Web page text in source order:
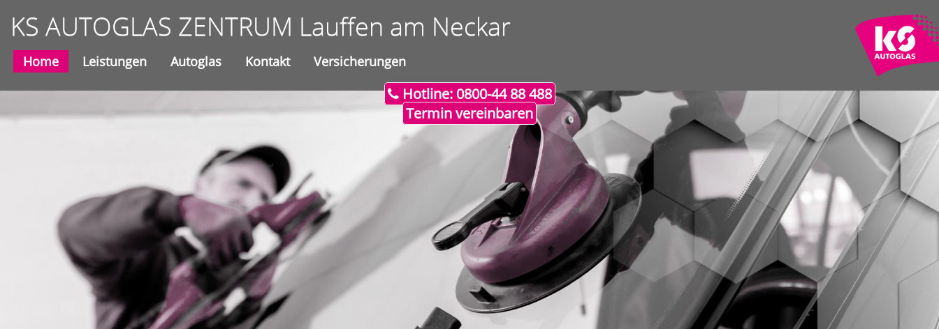
KS AUTOGLAS ZENTRUM Lauffen am Neckar
Home Leistungen Autoglas Kontakt Versicherungen
Hotline: 0800-44 88 488
Termin vereinbaren